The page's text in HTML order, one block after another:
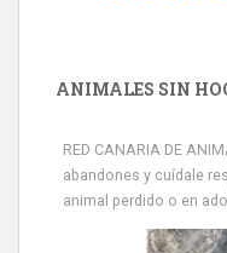
ANIMALES SIN
RED CANARIA DE
abandones y cuídale
animal perdido o en